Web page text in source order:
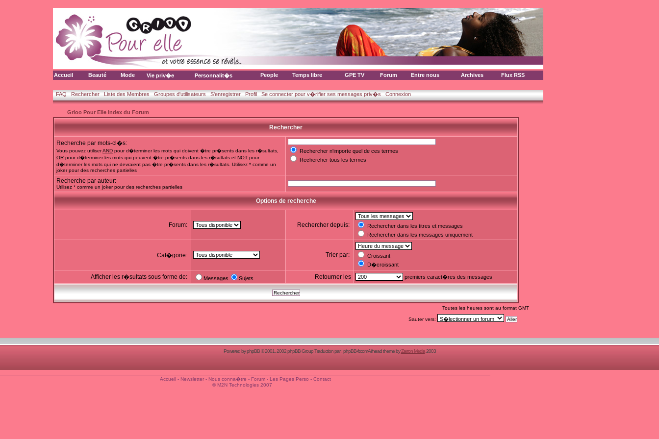
Accueil Beauté Mode Vie priv�e Personnalit�s People Temps libre GPE TV Forum Entre nous Archives Flux RSS
FAQ Rechercher Liste des Membres Groupes d'utilisateurs S'enregistrer Profil Se connecter pour v�rifier ses messages priv�s Connexion
Grioo Pour Elle Index du Forum
Rechercher
Recherche par mots-cl�s:
Vous pouvez utiliserAND pour d�terminer les mots qui doivent �tre pr�sents dans les r�sultats,
OR pour d�terminer les mots qui peuvent �tre pr�sents dans les r�sultats et NOT pour
d�terminer les mots qui ne devraient pas �tre pr�sents dans les r�sultats. Utilisez * comme un
joker pour des recherches partielles
Rechercher n'importe quel de ces termes
Rechercher tous les termes
Recherche par auteur:
Utilisez * comme un joker pour des recherches partielles
Options de recherche
Forum: Rechercher depuis:
Rechercher dans les titres et messages
Rechercher dans les messages uniquement
Cat�gorie: Trier par:
Croissant
D�croissant
Afficher les r�sultats sous forme de: Messages Sujets Retourner les premiers caract�res des messages
Toutes les heures sont au format GMT
Sauter vers:
Powered byphpBB© 2001, 2002 phpBB Group Traduction par :phpBB-fr.comAirhead theme byZarron Media2003
Accueil- Newsletter- Nous conna�tre - Forum- Les Pages Perso - Contact
© M2N Technologies 2007